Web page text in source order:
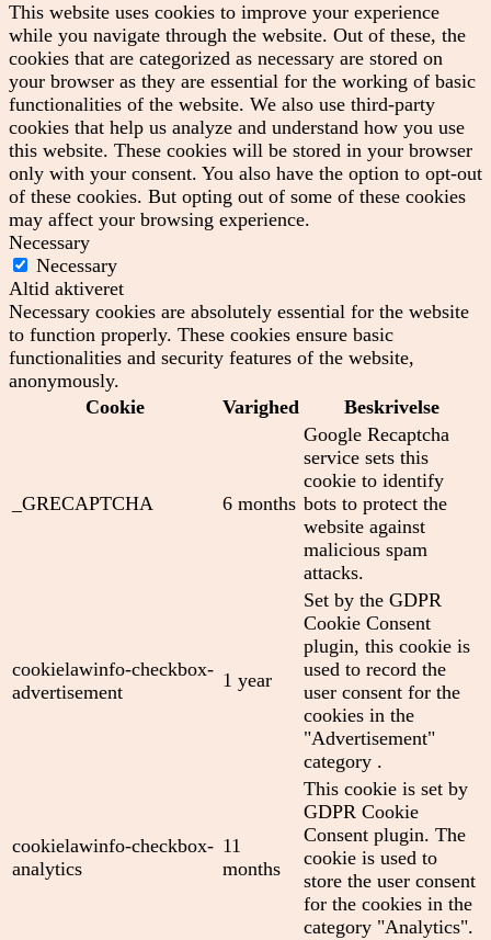
This website uses cookies to improve your experience
while you navigate through the website. Out of these, the
cookies that are categorized as necessary are stored on
your browser as they are essential for the working of basic
functionalities of the website. We also use third-party
cookies that help us analyze and understand how you use
this website. These cookies will be stored in your browser
only with your consent. You also have the option to opt-out
of these cookies. But opting out of some of these cookies
may affect your browsing experience.
Necessary
Necessary
Altid aktiveret
Necessary cookies are absolutely essential for the website
to function properly. These cookies ensure basic
functionalities and security features of the website,
anonymously.
Cookie
Varighed Beskrivelse
_GRECAPTCHA 6 months
Google Recaptcha
service sets this
cookie to identify
bots to protect the
website against
malicious spam
attacks.
cookielawinfo-checkbox-
advertisement
1 year
Set by the GDPR
Cookie Consent
plugin, this cookie is
used to record the
user consent for the
cookies in the
"Advertisement"
category .
cookielawinfo-checkbox-
analytics
11
months
This cookie is set by
GDPR Cookie
Consent plugin. The
cookie is used to
store the user consent
for the cookies in the
category "Analytics".